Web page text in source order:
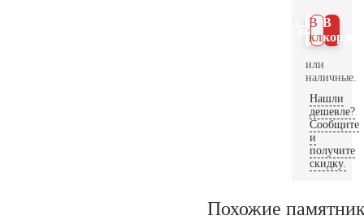
В
В 1
клик
или
наличные.
Нашли
дешевле?
Сообщите
и
получите
скидку.
Похожие